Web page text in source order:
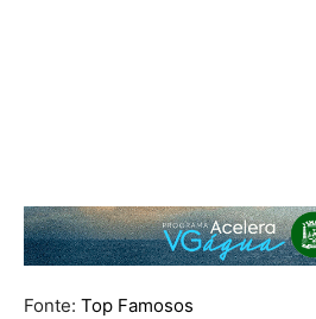
Fonte: Top Famosos